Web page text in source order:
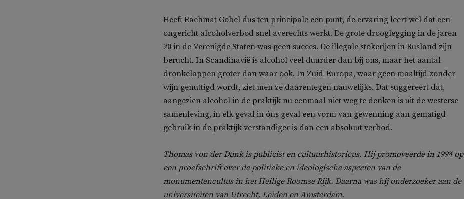
Heeft Rachmat Gobel dus ten principale een punt, de ervaring leert wel dat een
ongericht alcoholverbod snel averechts werkt. De grote drooglegging in de jaren
20 in de Verenigde Staten was geen succes. De illegale stokerijen in Rusland zijn
berucht. In Scandinavië is alcohol veel duurder dan bij ons, maar het aantal
dronkelappen groter dan waar ook. In Zuid-Europa, waar geen maaltijd zonder
wijn genuttigd wordt, ziet men ze daarentegen nauwelijks. Dat suggereert dat,
aangezien alcohol in de praktijk nu eenmaal niet weg te denken is uit de westerse
samenleving, in elk geval in óns geval een vorm van gewenning aan gematigd
gebruik in de praktijk verstandiger is dan een absoluut verbod.
Thomas von der Dunk is publicist en cultuurhistoricus. Hij promoveerde in 1994 op
een proefschrift over de politieke en ideologische aspecten van de
monumentencultus in het Heilige Roomse Rijk. Daarna was hij onderzoeker aan de
universiteiten van Utrecht, Leiden en Amsterdam.